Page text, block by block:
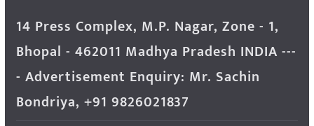
14 Press Complex, M.P. Nagar, Zone - 1,
Bhopal - 462011 Madhya Pradesh INDIA ---
- Advertisement Enquiry: Mr. Sachin
Bondriya, +91 9826021837